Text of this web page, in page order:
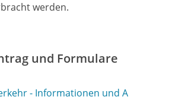
werden.
und Formulare
- Informationen und A